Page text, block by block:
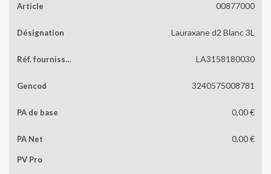
00877000
Lauraxane d2 Blanc 3L
LA3158180030
3240575008781
0,00 €
0,00 €